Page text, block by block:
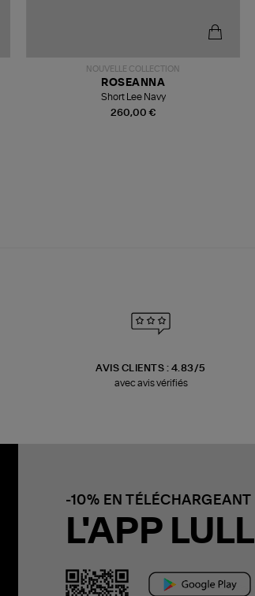
NOUVELLE COLLECTION
260,00 €
ROSEANNA
Short Lee Navy
AVIS CLIENTS : 4.83/5
avec avis vérifiés
-10% EN TÉLÉCHARGEANT
L'APP LULLI